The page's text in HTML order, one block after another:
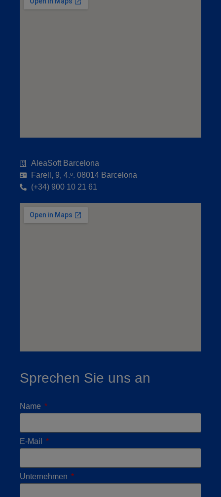
AleaSoft Barcelona
Farell, 9, 4.ᵒ. 08014 Barcelona
(+34) 900 10 21 61
Sprechen Sie uns an
Name
E-Mail
Unternehmen